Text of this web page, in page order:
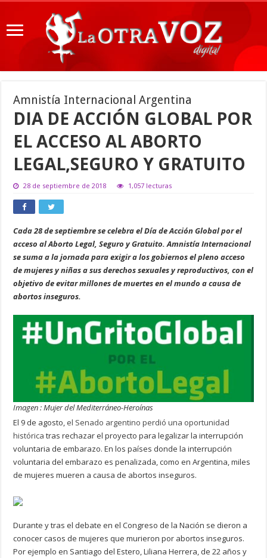
Amnistía Internacional Argentina
DIA DE ACCIÓN GLOBAL POR
EL ACCESO AL ABORTO
LEGAL,SEGURO Y GRATUITO
28 de septiembre de 2018 1,057 lecturas
Cada 28 de septiembre se celebra el Día de Acción Global por el
acceso al Aborto Legal, Seguro y Gratuito. Amnistía Internacional
se suma a la jornada para exigir a los gobiernos el pleno acceso
de mujeres y niñas a sus derechos sexuales y reproductivos, con el
objetivo de evitar millones de muertes en el mundo a causa de
abortos inseguros.
Imagen : Mujer del Mediterráneo-Heroínas
El 9 de agosto, el Senado argentino perdió una oportunidad
histórica tras rechazar el proyecto para legalizar la interrupción
voluntaria de embarazo. En los países donde la interrupción
voluntaria del embarazo es penalizada, como en Argentina, miles
de mujeres mueren a causa de abortos inseguros.
Durante y tras el debate en el Congreso de la Nación se dieron a
conocer casos de mujeres que murieron por abortos inseguros.
Por ejemplo en Santiago del Estero, Liliana Herrera, de 22 años y